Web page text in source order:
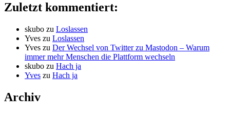
Zuletzt kommentiert:
skubo zu Loslassen
Yves zu Loslassen
Yves zu Der Wechsel von Twitter zu Mastodon – Warum
immer mehr Menschen die Plattform wechseln
skubo zu Hach ja
Yves zu Hach ja
Archiv